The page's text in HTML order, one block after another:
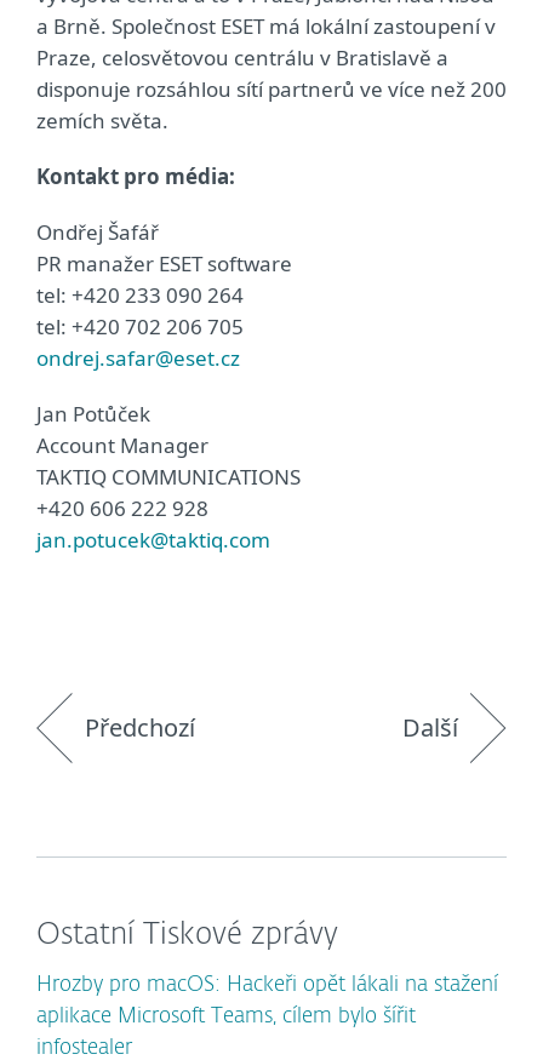
a Brně. Společnost ESET má lokální zastoupení v
Praze, celosvětovou centrálu v Bratislavě a
disponuje rozsáhlou sítí partnerů ve více než 200
zemích světa.
Kontakt pro média:
Ondřej Šafář
PR manažer ESET software
tel: +420 233 090 264
tel: +420 702 206 705
ondrej.safar@eset.cz
Jan Potůček
Account Manager
TAKTIQ COMMUNICATIONS
+420 606 222 928
jan.potucek@taktiq.com
Předchozí Další
Ostatní Tiskové zprávy
Hrozby pro macOS: Hackeři opět lákali na stažení
aplikace Microsoft Teams, cílem bylo šířit
infostealer